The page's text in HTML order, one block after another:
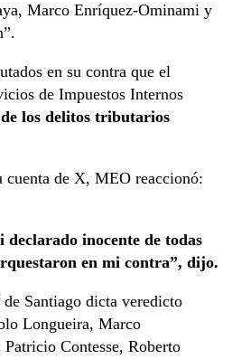
Marco Enríquez-Ominami y
en su contra que el
de Impuestos Internos
los delitos tributarios
cuenta de X, MEO reaccionó:
declarado inocente de todas
en mi contra”, dijo.
Santiago dicta veredicto
Longueira, Marco
Contesse, Roberto